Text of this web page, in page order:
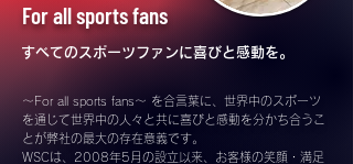
For all sports fans
すべてのスポーツファンに喜びと感動を。
～For all sports fans～ を合言葉に、世界中のスポーツ
を通じて世界中の人々と共に喜びと感動を分かち合うこ
とが弊社の最大の存在意義です。
WSCは、2008年5月の設立以来、お客様の笑顔・満足